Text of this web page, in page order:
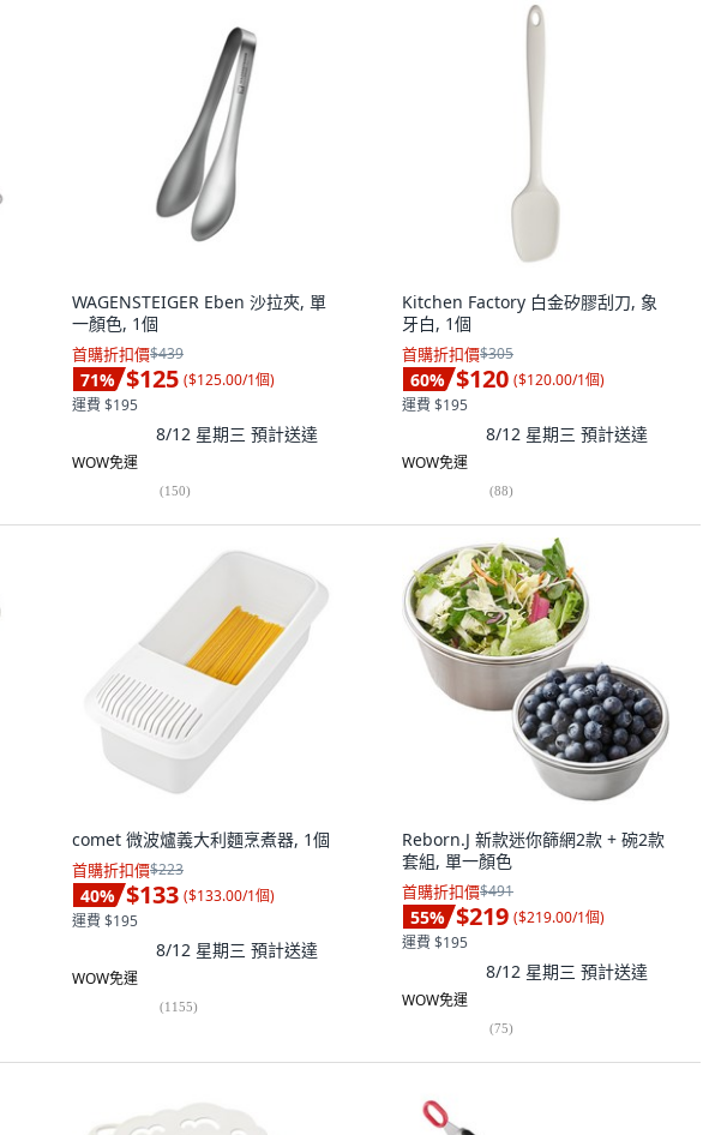
WAGENSTEIGER Eben 沙拉夾, 單
一顏色, 1個
首購折扣價$439
71% $125 ($125.00/1個)
運費 $195
8/12 星期三 預計送達
WOW免運
(150)
Kitchen Factory 白金矽膠刮刀, 象
牙白, 1個
首購折扣價$305
60% $120 ($120.00/1個)
運費 $195
8/12 星期三 預計送達
WOW免運
(88)
comet 微波爐義大利麵烹煮器, 1個
首購折扣價$223
40% $133 ($133.00/1個)
運費 $195
8/12 星期三 預計送達
WOW免運
(1155)
Reborn.J 新款迷你篩網2款 + 碗2款
套組, 單一顏色
首購折扣價$491
55% $219 ($219.00/1個)
運費 $195
8/12 星期三 預計送達
WOW免運
(75)